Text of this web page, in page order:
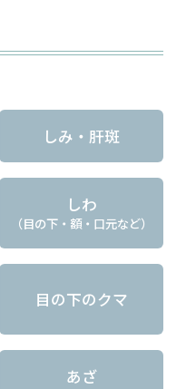
しみ・肝斑
しわ
（目の下・額・口元など）
目の下のクマ
あざ